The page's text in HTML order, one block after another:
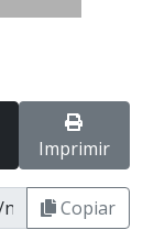
Imprimir
Copiar